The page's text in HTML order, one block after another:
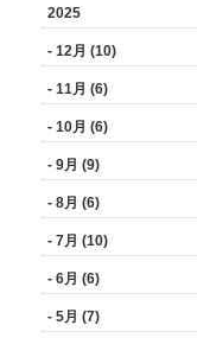
2025
- 12月 (10)
- 11月 (6)
- 10月 (6)
- 9月 (9)
- 8月 (6)
- 7月 (10)
- 6月 (6)
- 5月 (7)